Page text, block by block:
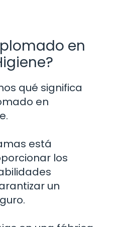
en
qué significa
en
está
los
un